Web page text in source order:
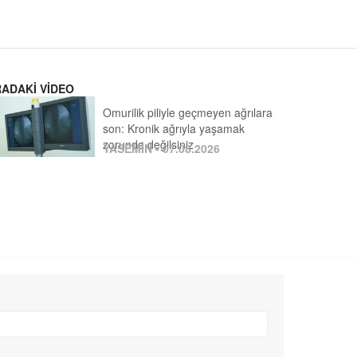
VİDEO
Omurilik piliyle geçmeyen ağrılara
son: Kronik ağrıyla yaşamak
zorunda değilsiniz
YASEMİN - 07.08.2026